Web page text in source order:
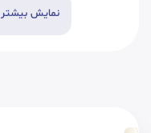
نمایش بیشتر